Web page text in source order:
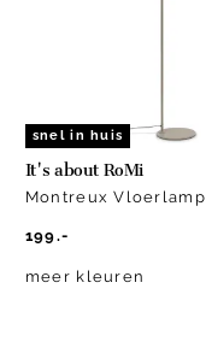
snel in huis
It's about RoMi
Montreux Vloerlamp
199.-
meer kleuren